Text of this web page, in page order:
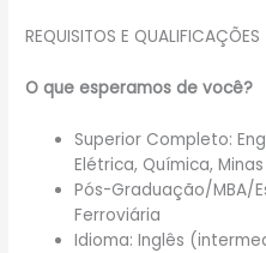
REQUISITOS E QUALIFICAÇÕES
O que esperamos de você?
Superior Completo:
Elétrica, Química,
Pós-Graduação/MBA/
Ferroviária
Idioma: Inglês